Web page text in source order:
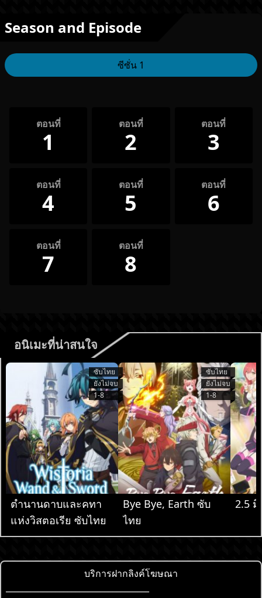
Season and Episode
ซีซั่น 1
ตอนที่
1
ตอนที่
2
ตอนที่
3
ตอนที่
4
ตอนที่
5
ตอนที่
6
ตอนที่
7
ตอนที่
8
อนิเมะที่น่าสนใจ
ซับไทย
ยังไม่จบ
1-8
ตำนานดาบและคทา
แห่งวิสตอเรีย ซับไทย
ซับไทย
ยังไม่จบ
1-8
Bye Bye, Earth ซับ
ไทย
2.5
บริการฝากลิงค์โฆษณา